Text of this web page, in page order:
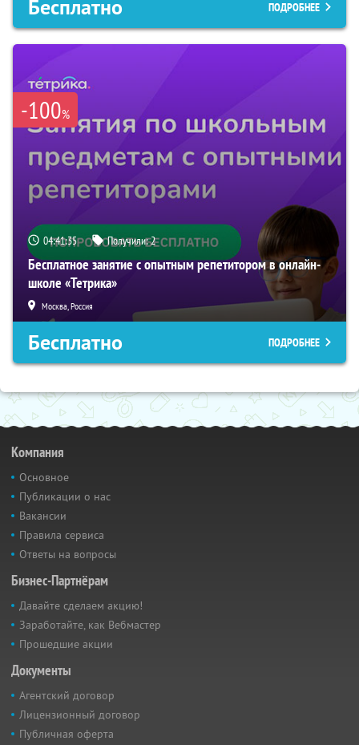
Бесплатно ПОДРОБНЕЕ
-100%
04:41:34 Получили:2
Бесплатное занятие с опытным репетитором в онлайн-
школе «Тетрика»
Москва, Россия
Бесплатно ПОДРОБНЕЕ
Компания
Основное
Публикации о нас
Вакансии
Правила сервиса
Ответы на вопросы
Бизнес-Партнёрам
Давайте сделаем акцию!
Заработайте, как Вебмастер
Прошедшие акции
Документы
Агентский договор
Лицензионный договор
Публичная оферта